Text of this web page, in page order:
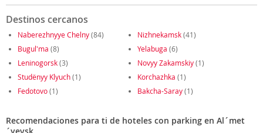
Destinos cercanos
Naberezhnyye Chelny(84) Nizhnekamsk(41)
Bugul'ma (8) Yelabuga (6)
Leninogorsk(3) Novyy Zakamskiy(1)
Studënyy Klyuch(1) Korchazhka (1)
Fedotovo(1) Bakcha-Saray(1)
Recomendaciones para ti de hoteles con parking en Al´met